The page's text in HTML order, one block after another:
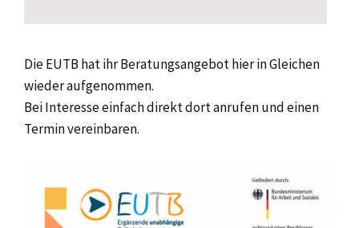
Die EUTB hat ihr Beratungsangebot hier in Gleichen
wieder aufgenommen.
Bei Interesse einfach direkt dort anrufen und einen
Termin vereinbaren.